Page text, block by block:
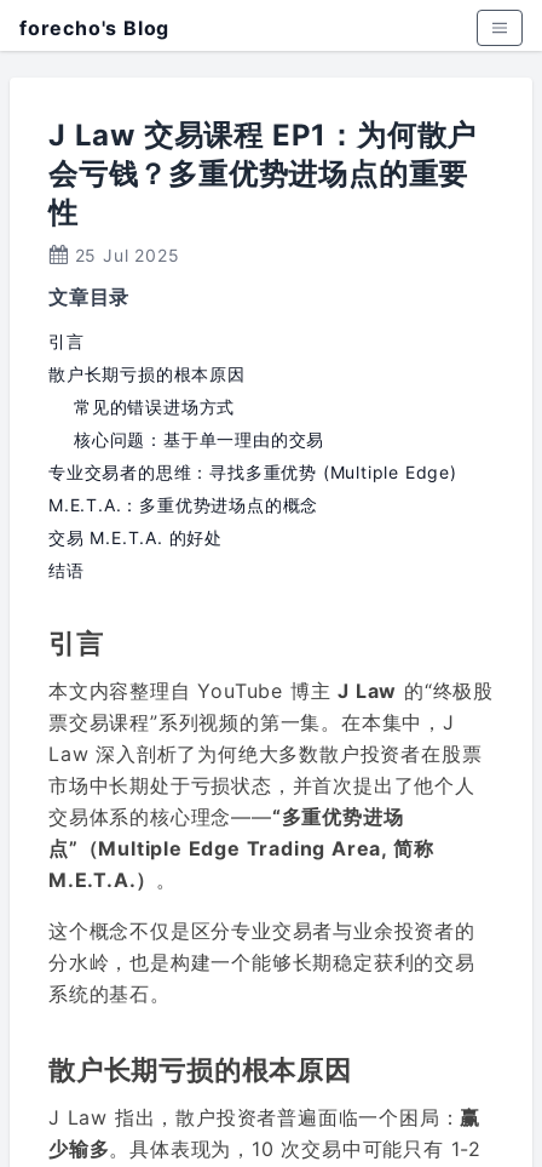
forecho's Blog
J Law 交易课程 EP1：为何散户
会亏钱？多重优势进场点的重要
性
25 Jul 2025
文章目录
引言
散户长期亏损的根本原因
常见的错误进场方式
核心问题：基于单一理由的交易
专业交易者的思维：寻找多重优势 (Multiple Edge)
M.E.T.A.：多重优势进场点的概念
交易 M.E.T.A. 的好处
结语
引言
本文内容整理自 YouTube 博主J Law 的“终极股
票交易课程”系列视频的第一集。在本集中，J
Law 深入剖析了为何绝大多数散户投资者在股票
市场中长期处于亏损状态，并首次提出了他个人
交易体系的核心理念——“多重优势进场
点”（Multiple Edge Trading Area, 简称
M.E.T.A.） 。
这个概念不仅是区分专业交易者与业余投资者的
分水岭，也是构建一个能够长期稳定获利的交易
系统的基石。
散户长期亏损的根本原因
J Law 指出，散户投资者普遍面临一个困局： 赢
少输多。具体表现为，10 次交易中可能只有 1-2